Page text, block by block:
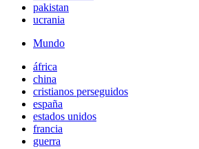
pakistan
ucrania
Mundo
áfrica
china
cristianos perseguidos
españa
estados unidos
francia
guerra